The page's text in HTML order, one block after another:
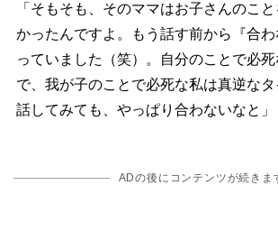
「そもそも、そのママはお子さんのこ
かったんですよ。もう話す前から『合
っていました（笑）。自分のことで必
で、我が子のことで必死な私は真逆なタ
話してみても、やっぱり合わないなと」
ADの後にコンテンツが続きま